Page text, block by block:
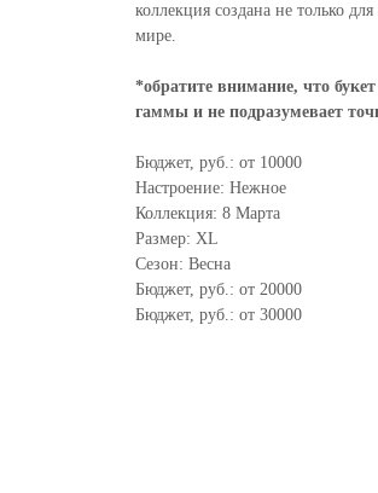
коллекция создана не только
мире.
*обратите внимание, что
гаммы и не подразумевает
Бюджет, руб.: от 10000
Настроение: Нежное
Коллекция: 8 Марта
Размер: XL
Сезон: Весна
Бюджет, руб.: от 20000
Бюджет, руб.: от 30000